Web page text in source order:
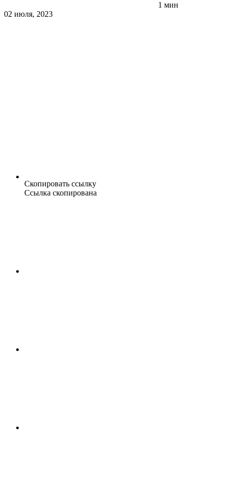
1 мин
02 июля, 2023
Скопировать ссылку
Ссылка скопирована